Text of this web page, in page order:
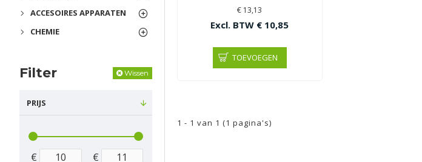
ACCESOIRES APPARATEN
CHEMIE
Filter Wissen
PRIJS
€ €
€ 13,13
Excl. BTW € 10,85
TOEVOEGEN
1 - 1 van 1 (1 pagina's)